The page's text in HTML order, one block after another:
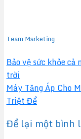
Team Marketing
Bảo vệ sức khỏe
trời
Máy Tăng Áp Cho
Triệt Để
Để lại một bình